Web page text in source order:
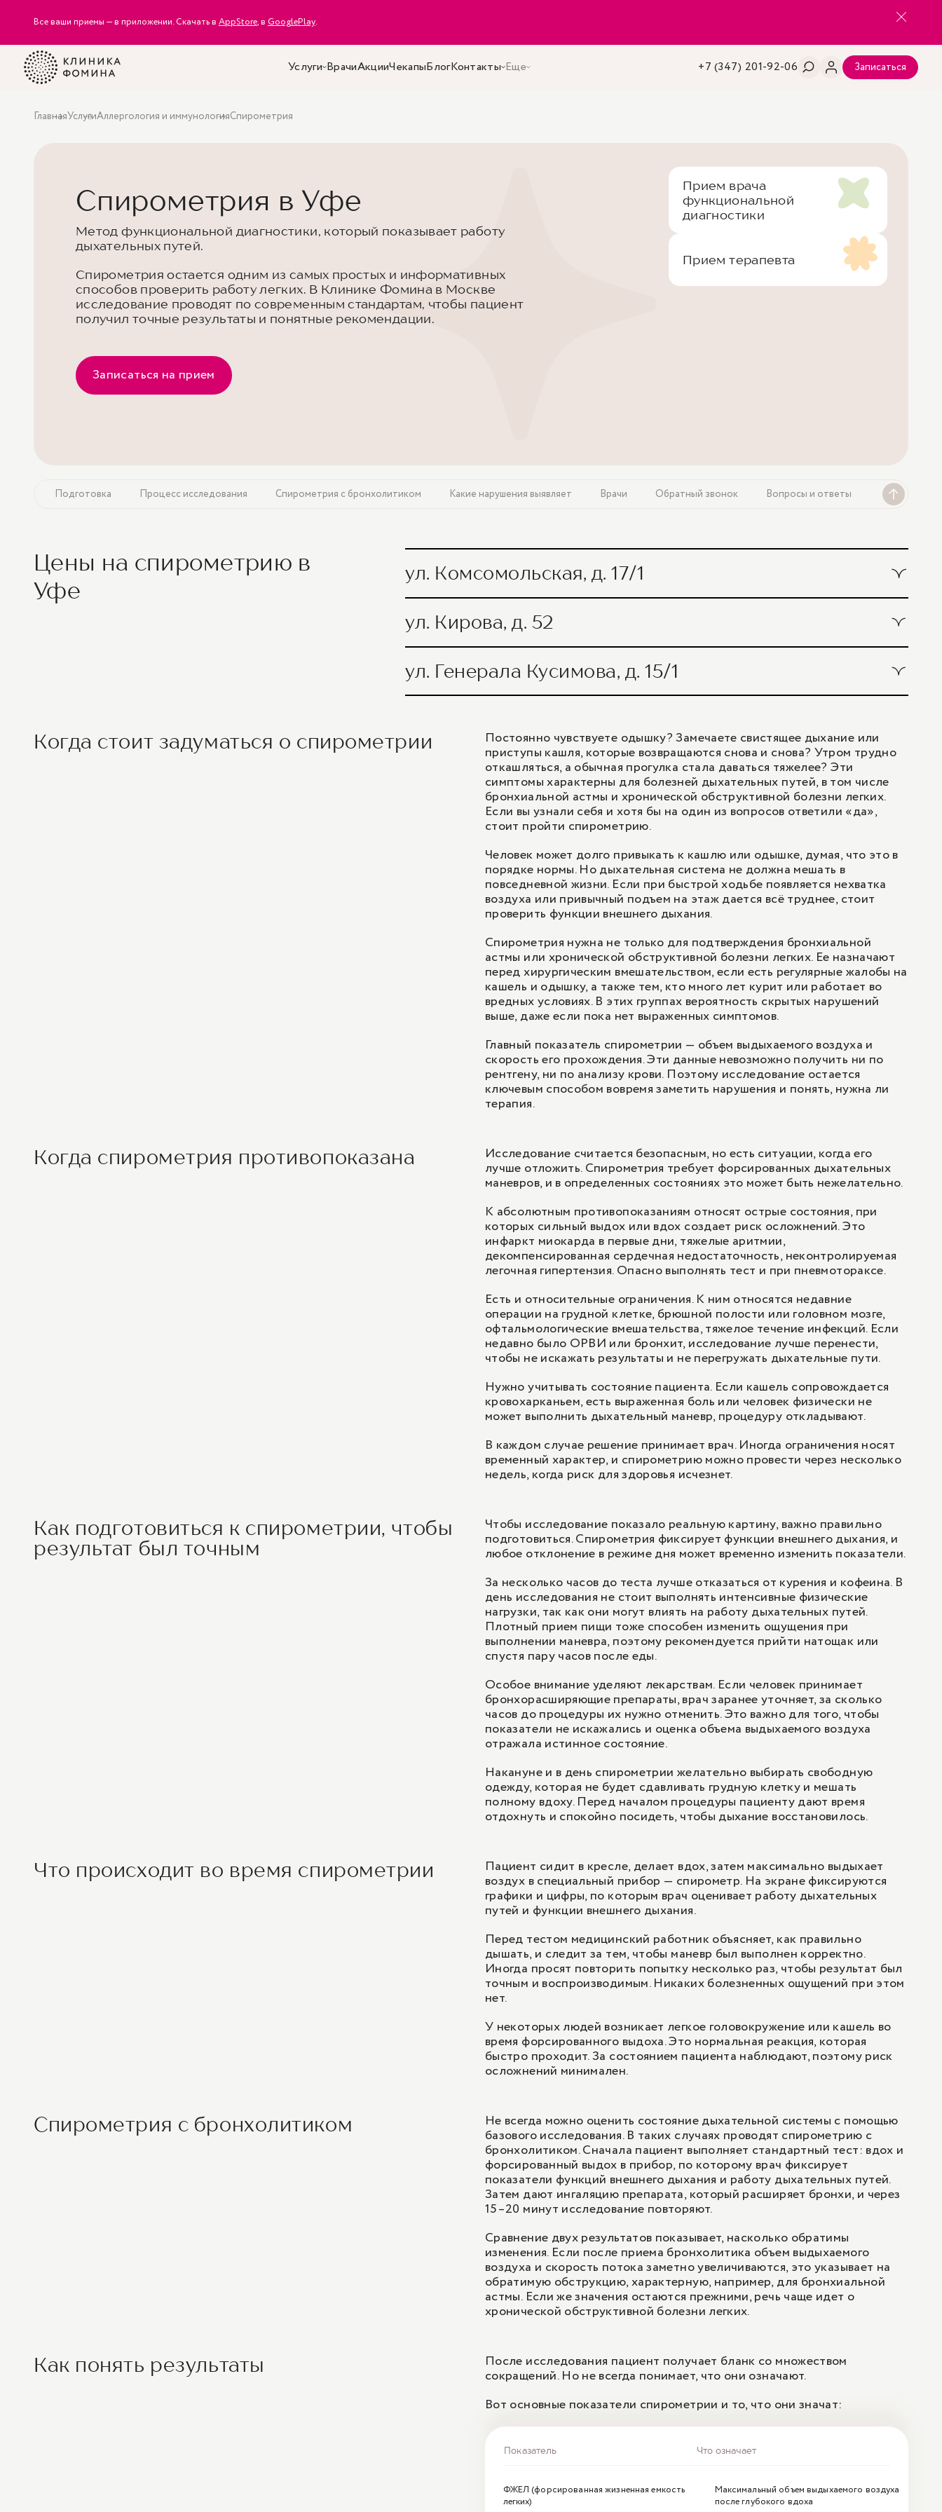
Все ваши приемы — в приложении. Скачать в AppStore, в GooglePlay.
Услуги ВрачиАкцииЧекапыБлогКонтакты Еще +7 (347) 201-92-06 Записаться
ГлавнаяУслугиАллергология и иммунологияСпирометрия
Спирометрия в Уфе
Метод функциональной диагностики, который показывает работу
дыхательных путей.
Спирометрия остается одним из самых простых и информативных
способов проверить работу легких. В Клинике Фомина в Москве
исследование проводят по современным стандартам, чтобы пациент
получил точные результаты и понятные рекомендации.
Записаться на прием
Прием врача
функциональной
диагностики
Прием терапевта
Подготовка Процесс исследования Спирометрия с бронхолитиком Какие нарушения выявляет Врачи Обратный звонок Вопросы и ответы
Цены на спирометрию в
Уфе
ул. Комсомольская, д. 17/1
Функция внешнего дыхания (спирометрия)
Функция внешнего дыхания с фармакологической пробой
(спирометрия с фармакологической пробой)
Спирография 900 ₽
1/1
ул. Кирова, д. 52
Функция внешнего дыхания (спирометрия)
Спирография с бронхолитиками 1 700 ₽
Спирография 900 ₽
1
ул. Генерала Кусимова, д. 15/1
Функция внешнего дыхания с фармакологической пробой
(спирометрия с фармакологической пробой)
1 600 ₽
Спирография с бронхолитиками 1 700 ₽
Когда стоит задуматься о спирометрии
Постоянно чувствуете одышку? Замечаете свистящее дыхание или
приступы кашля, которые возвращаются снова и снова? Утром трудно
откашляться, а обычная прогулка стала даваться тяжелее? Эти
симптомы характерны для болезней дыхательных путей, в том числе
бронхиальной астмы и хронической обструктивной болезни легких.
Если вы узнали себя и хотя бы на один из вопросов ответили «да»,
стоит пройти спирометрию.
Человек может долго привыкать к кашлю или одышке, думая, что это в
порядке нормы. Но дыхательная система не должна мешать в
повседневной жизни. Если при быстрой ходьбе появляется нехватка
воздуха или привычный подъем на этаж дается всё труднее, стоит
проверить функции внешнего дыхания.
Спирометрия нужна не только для подтверждения бронхиальной
астмы или хронической обструктивной болезни легких. Ее назначают
перед хирургическим вмешательством, если есть регулярные жалобы на
кашель и одышку, а также тем, кто много лет курит или работает во
вредных условиях. В этих группах вероятность скрытых нарушений
выше, даже если пока нет выраженных симптомов.
Главный показатель спирометрии — объем выдыхаемого воздуха и
скорость его прохождения. Эти данные невозможно получить ни по
рентгену, ни по анализу крови. Поэтому исследование остается
ключевым способом вовремя заметить нарушения и понять, нужна ли
терапия.
Когда спирометрия противопоказана
Исследование считается безопасным, но есть ситуации, когда его
лучше отложить. Спирометрия требует форсированных дыхательных
маневров, и в определенных состояниях это может быть нежелательно.
К абсолютным противопоказаниям относят острые состояния, при
которых сильный выдох или вдох создает риск осложнений. Это
инфаркт миокарда в первые дни, тяжелые аритмии,
декомпенсированная сердечная недостаточность, неконтролируемая
легочная гипертензия. Опасно выполнять тест и при пневмотораксе.
Есть и относительные ограничения. К ним относятся недавние
операции на грудной клетке, брюшной полости или головном мозге,
офтальмологические вмешательства, тяжелое течение инфекций. Если
недавно было ОРВИ или бронхит, исследование лучше перенести,
чтобы не искажать результаты и не перегружать дыхательные пути.
Нужно учитывать состояние пациента. Если кашель сопровождается
кровохарканьем, есть выраженная боль или человек физически не
может выполнить дыхательный маневр, процедуру откладывают.
В каждом случае решение принимает врач. Иногда ограничения носят
временный характер, и спирометрию можно провести через несколько
недель, когда риск для здоровья исчезнет.
Как подготовиться к спирометрии, чтобы
результат был точным
Чтобы исследование показало реальную картину, важно правильно
подготовиться. Спирометрия фиксирует функции внешнего дыхания, и
любое отклонение в режиме дня может временно изменить показатели.
За несколько часов до теста лучше отказаться от курения и кофеина. В
день исследования не стоит выполнять интенсивные физические
нагрузки, так как они могут влиять на работу дыхательных путей.
Плотный прием пищи тоже способен изменить ощущения при
выполнении маневра, поэтому рекомендуется прийти натощак или
спустя пару часов после еды.
Особое внимание уделяют лекарствам. Если человек принимает
бронхорасширяющие препараты, врач заранее уточняет, за сколько
часов до процедуры их нужно отменить. Это важно для того, чтобы
показатели не искажались и оценка объема выдыхаемого воздуха
отражала истинное состояние.
Накануне и в день спирометрии желательно выбирать свободную
одежду, которая не будет сдавливать грудную клетку и мешать
полному вдоху. Перед началом процедуры пациенту дают время
отдохнуть и спокойно посидеть, чтобы дыхание восстановилось.
Что происходит во время спирометрии
Пациент сидит в кресле, делает вдох, затем максимально выдыхает
воздух в специальный прибор — спирометр. На экране фиксируются
графики и цифры, по которым врач оценивает работу дыхательных
путей и функции внешнего дыхания.
Перед тестом медицинский работник объясняет, как правильно
дышать, и следит за тем, чтобы маневр был выполнен корректно.
Иногда просят повторить попытку несколько раз, чтобы результат был
точным и воспроизводимым. Никаких болезненных ощущений при этом
нет.
У некоторых людей возникает легкое головокружение или кашель во
время форсированного выдоха. Это нормальная реакция, которая
быстро проходит. За состоянием пациента наблюдают, поэтому риск
осложнений минимален.
Спирометрия с бронхолитиком
Не всегда можно оценить состояние дыхательной системы с помощью
базового исследования. В таких случаях проводят спирометрию с
бронхолитиком. Сначала пациент выполняет стандартный тест: вдох и
форсированный выдох в прибор, по которому врач фиксирует
показатели функций внешнего дыхания и работу дыхательных путей.
Затем дают ингаляцию препарата, который расширяет бронхи, и через
15–20 минут исследование повторяют.
Сравнение двух результатов показывает, насколько обратимы
изменения. Если после приема бронхолитика объем выдыхаемого
воздуха и скорость потока заметно увеличиваются, это указывает на
обратимую обструкцию, характерную, например, для бронхиальной
астмы. Если же значения остаются прежними, речь чаще идет о
хронической обструктивной болезни легких.
Как понять результаты
После исследования пациент получает бланк со множеством
сокращений. Но не всегда понимает, что они означают.
Вот основные показатели спирометрии и то, что они значат:
Показатель Что означает
ФЖЕЛ (форсированная жизненная емкость
легких)
Максимальный объем выдыхаемого воздуха
после глубокого вдоха